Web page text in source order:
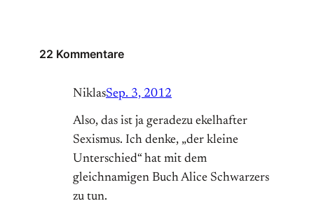
22 Kommentare
NiklasSep. 3, 2012
Also, das ist ja geradezu ekelhafter
Sexismus. Ich denke, „der kleine
Unterschied“ hat mit dem
gleichnamigen Buch Alice Schwarzers
zu tun.